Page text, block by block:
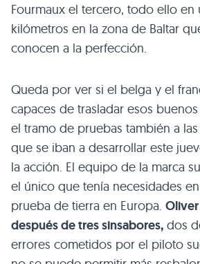
Fourmaux el tercero, todo ello en
kilómetros en la zona de Baltar
conocen a la perfección.
Queda por ver si el belga y el
capaces de trasladar esos
el tramo de pruebas también a
que se iban a desarrollar este
la acción. El equipo de la marca
el único que tenía necesidades
prueba de tierra en Europa.
después de tres sinsabores, dos
errores cometidos por el piloto